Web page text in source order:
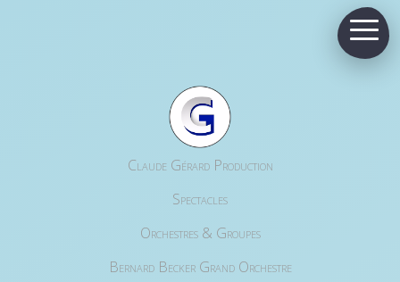
Claude Gérard Production
Spectacles
Orchestres & Groupes
Bernard Becker Grand Orchestre